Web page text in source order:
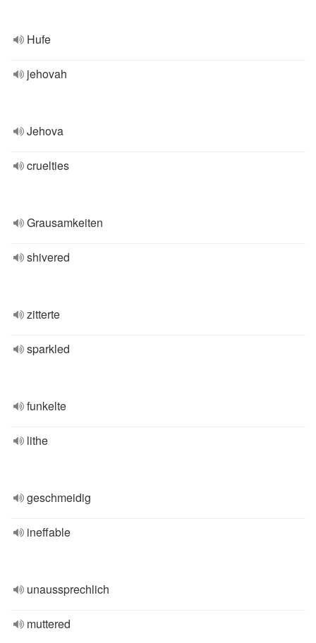
Hufe
jehovah
Jehova
cruelties
Grausamkeiten
shivered
zitterte
sparkled
funkelte
lithe
geschmeidig
ineffable
unaussprechlich
muttered